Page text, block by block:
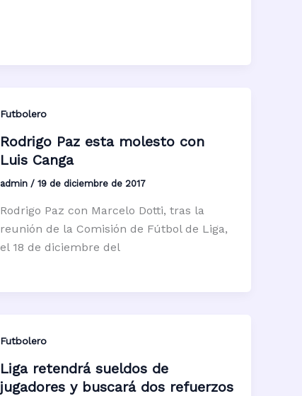
Futbolero
Rodrigo Paz esta molesto con
Luis Canga
admin/19 de diciembre de 2017
Rodrigo Paz con Marcelo Dotti, tras la
reunión de la Comisión de Fútbol de Liga,
el 18 de diciembre del
Futbolero
Liga retendrá sueldos de
jugadores y buscará dos refuerzos